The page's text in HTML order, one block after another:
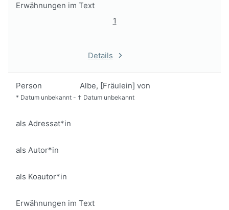
Erwähnungen im Text
1
Details
Person Albe, [Fräulein] von
* Datum unbekannt - † Datum unbekannt
als Adressat*in
als Autor*in
als Koautor*in
Erwähnungen im Text